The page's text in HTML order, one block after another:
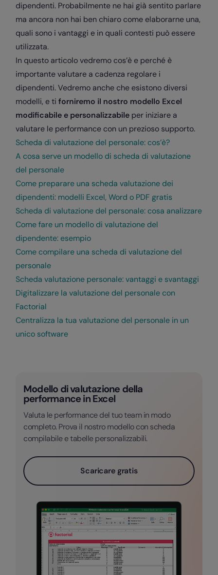
dipendenti. Probabilmente ne hai già sentito parlare
ma ancora non hai ben chiaro come elaborarne una,
quali sono i vantaggi e in quali contesti può essere
utilizzata.
In questo articolo vedremo cos’è e perché è
importante valutare a cadenza regolare i
dipendenti. Vedremo anche che esistono diversi
modelli, e ti forniremo il nostro modello Excel
modificabile e personalizzabile per iniziare a
valutare le performance con un prezioso supporto.
Scheda di valutazione del personale: cos’è?
A cosa serve un modello di scheda di valutazione
del personale
Come preparare una scheda valutazione dei
dipendenti: modelli Excel, Word o PDF gratis
Scheda di valutazione del personale: cosa analizzare
Come fare un modello di valutazione del
dipendente: esempio
Come compilare una scheda di valutazione del
personale
Scheda valutazione personale: vantaggi e svantaggi
Digitalizzare la valutazione del personale con
Factorial
Centralizza la tua valutazione del personale in un
unico software
Modello di valutazione della
performance in Excel
Valuta le performance del tuo team in modo
completo. Prova il nostro modello con scheda
compilabile e tabelle personalizzabili.
Scaricare gratis